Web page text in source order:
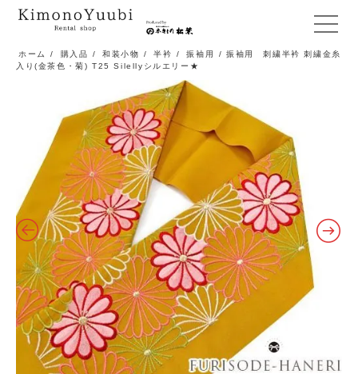
メ
ニ
ホーム / 購入品 / 和装小物 / 半衿 / 振袖用
/ 振袖用 刺繍半衿 刺繍金糸
入り(金茶色・菊) T25 Silellyシルエリー★